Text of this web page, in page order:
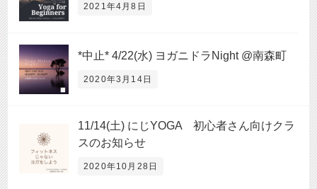
2021年4月8日
*中止* 4/22(水) ヨガニドラNight @南森町
2020年3月14日
11/14(土) にじYOGA 初心者さん向けクラ
スのお知らせ
2020年10月28日